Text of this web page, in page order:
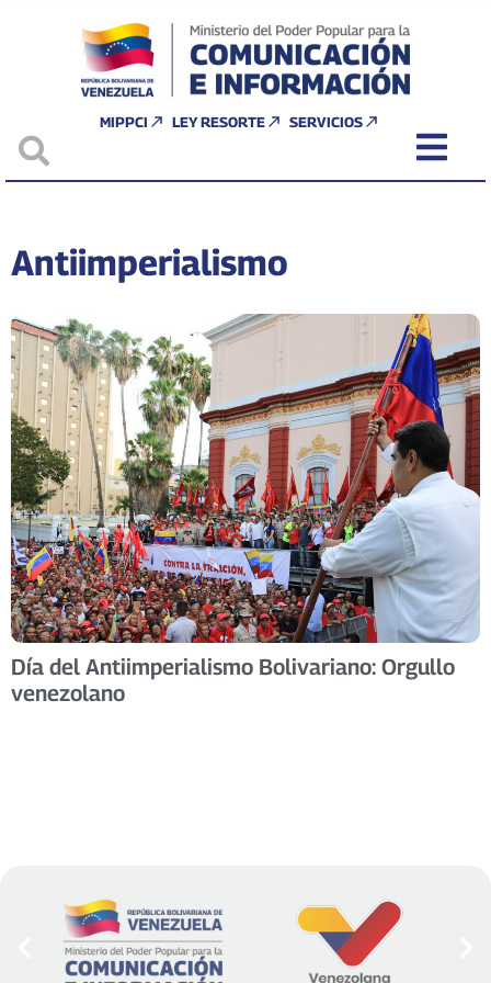
MIPPCI LEY RESORTE SERVICIOS
Antiimperialismo
Día del Antiimperialismo Bolivariano: Orgullo
venezolano